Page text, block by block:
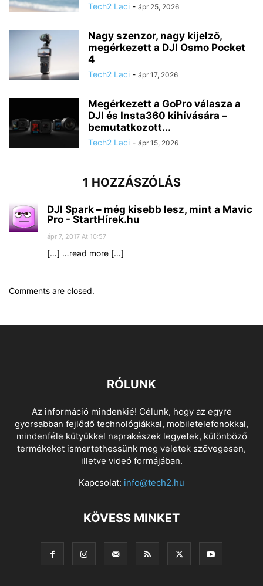
Tech2 Laci - ápr 25, 2026
Nagy szenzor, nagy kijelző,
megérkezett a DJI Osmo Pocket
4
Tech2 Laci - ápr 17, 2026
Megérkezett a GoPro válasza a
DJI és Insta360 kihívására –
bemutatkozott...
Tech2 Laci - ápr 15, 2026
1 HOZZÁSZÓLÁS
DJI Spark – még kisebb lesz, mint a Mavic
Pro - StartHírek.hu
ápr 7, 2017 At 10:57
[…] …read more […]
Comments are closed.
RÓLUNK
Az információ mindenkié! Célunk, hogy az egyre
gyorsabban fejlődő technológiákkal, mobiletelefonokkal,
mindenféle kütyükkel naprakészek legyetek, különböző
termékeket ismertethessünk meg veletek szövegesen,
illetve videó formájában.
Kapcsolat: info@tech2.hu
KÖVESS MINKET